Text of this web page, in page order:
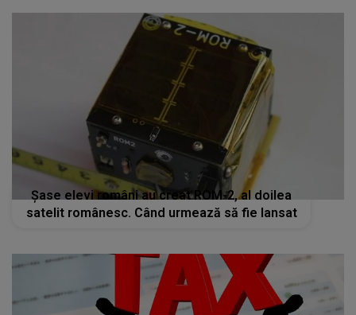
Șase elevi români au creat ROM-2, al doilea
satelit românesc. Când urmează să fie lansat